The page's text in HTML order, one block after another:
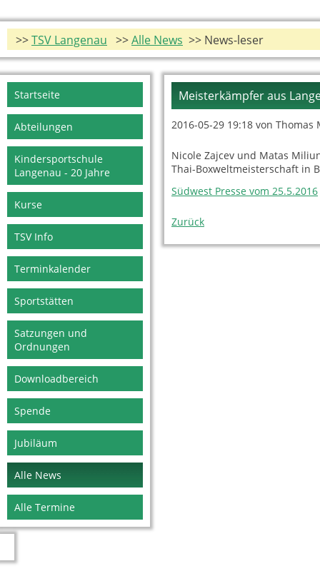
>>TSV Langenau >>Alle News >> News-leser
Meisterkämpfer aus
2016-05-29 19:18 von Thomas
Nicole Zajcev und Matas
Thai-Boxweltmeisterschaft in
Südwest Presse vom 25.5.2016
Zurück
Navigation
überspringen
Startseite
Abteilungen
Kindersportschule
Langenau - 20 Jahre
Kurse
TSV Info
Terminkalender
Sportstätten
Satzungen und
Ordnungen
Downloadbereich
Spende
Jubiläum
Alle News
Alle Termine